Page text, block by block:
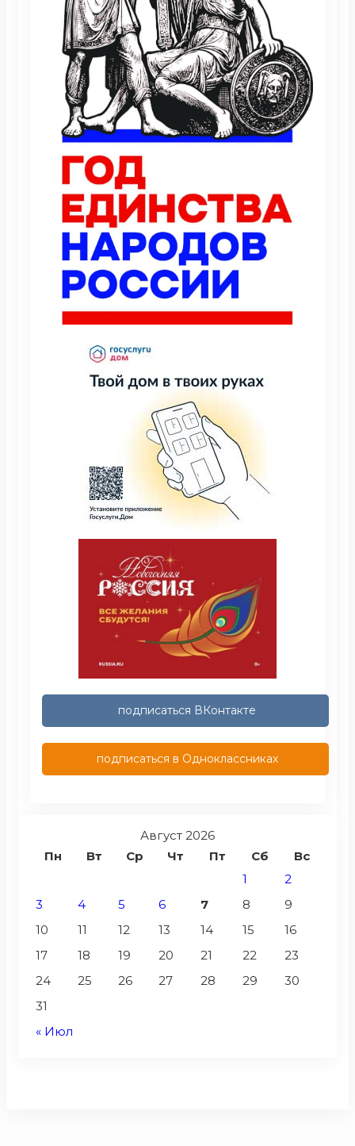
подписаться ВКонтакте
подписаться в Одноклассниках
Август 2026
Пн
Вт Ср Чт Пт Сб Вс
« Июл
1
2
3
4 5 6 7 8
9
10
11 12 13 14 15
16
17
18 19 20 21 22
23
24
25 26 27 28 29
30
31